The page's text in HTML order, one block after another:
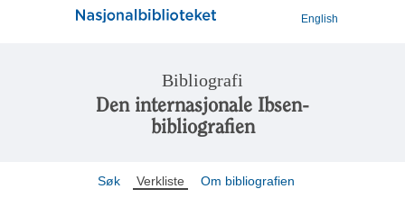
English
Bibliografi
Den internasjonale Ibsen-
bibliografien
Søk Verkliste Om bibliografien